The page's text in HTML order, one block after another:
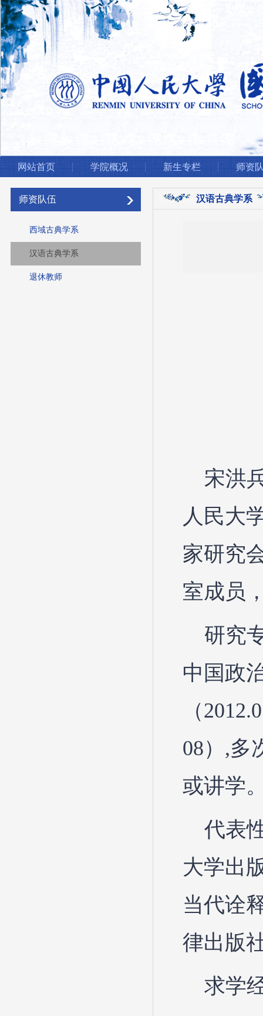
网站首页 学院概况 新生专栏 师资
师资队伍
西域古典学系
汉语古典学系
退休教师
汉语古典学系
宋洪
人民大
家研究
室成员
研究
中国政
（
08）,多
或讲学
代表
大学出
当代诠
律出版
求学